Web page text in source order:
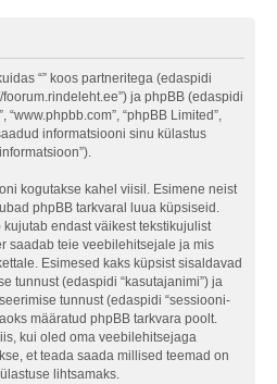
“” koos partneritega (edaspidi
foorum.rindeleht.ee”) ja phpBB (edaspidi
“www.phpbb.com”, “phpBB Limited”,
informatsiooni sinu külastus
kogutakse kahel viisil. Esimene neist
phpBB tarkvaral luua küpsiseid.
kujutab endast väikest tekstikujulist
saadab teie veebilehitsejale ja mis
Esimesed kaks küpsist sisaldavad
tunnust (edaspidi “kasutajanimi”) ja
tunnust (edaspidi “sessiooni-
määratud phpBB tarkvara poolt.
kui oled oma veebilehitsejaga
et teada saada millised teemad on
lihtsamaks.